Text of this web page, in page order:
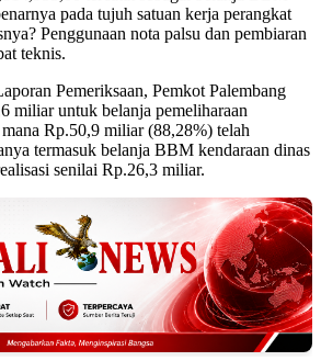
pada tujuh satuan kerja perangkat
Penggunaan nota palsu dan pembiaran
teknis.
Pemeriksaan, Pemkot Palembang
miliar untuk belanja pemeliharaan
Rp.50,9 miliar (88,28%) telah
termasuk belanja BBM kendaraan dinas
senilai Rp.26,3 miliar.